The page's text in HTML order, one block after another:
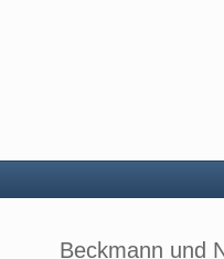
Beckmann und